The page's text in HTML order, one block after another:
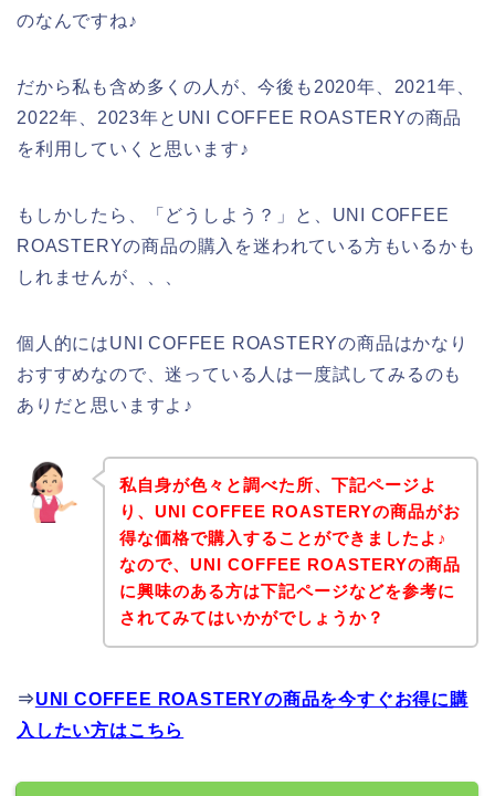
のなんですね♪
だから私も含め多くの人が、今後も2020年、2021年、
2022年、2023年とUNI COFFEE ROASTERYの商品
を利用していくと思います♪
もしかしたら、「どうしよう？」と、UNI COFFEE
ROASTERYの商品の購入を迷われている方もいるかも
しれませんが、、、
個人的にはUNI COFFEE ROASTERYの商品はかなり
おすすめなので、迷っている人は一度試してみるのも
ありだと思いますよ♪
私自身が色々と調べた所、下記ページよ
り、UNI COFFEE ROASTERYの商品がお
得な価格で購入することができましたよ♪
なので、UNI COFFEE ROASTERYの商品
に興味のある方は下記ページなどを参考に
されてみてはいかがでしょうか？
⇒UNI COFFEE ROASTERYの商品を今すぐお得に購
入したい方はこちら